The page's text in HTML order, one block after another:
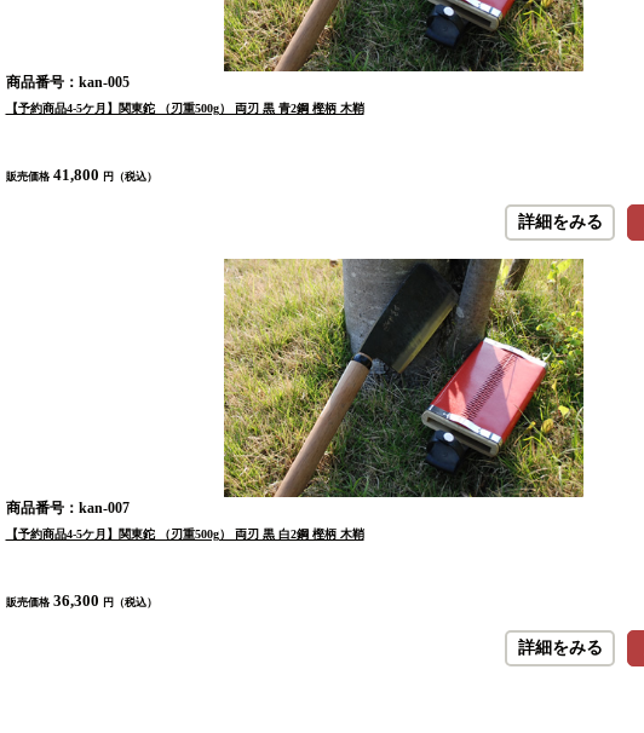
商品番号：kan-005
【予約商品4-5ケ月】関東鉈 （刃重500g） 両刃 黒 青2鋼 樫柄 木鞘
販売価格 41,800 円（税込）
詳細をみる
商品番号：kan-007
【予約商品4-5ケ月】関東鉈 （刃重500g） 両刃 黒 白2鋼 樫柄 木鞘
販売価格 36,300 円（税込）
詳細をみる